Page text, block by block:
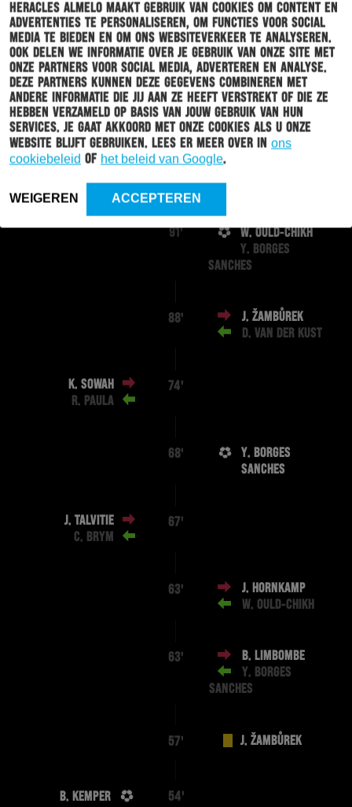
Heracles Almelo maakt gebruik van cookies om content en
advertenties te personaliseren, om functies voor social
media te bieden en om ons websiteverkeer te analyseren.
Ook delen we informatie over je gebruik van onze site met
onze partners voor social media, adverteren en analyse.
Deze partners kunnen deze gegevens combineren met
andere informatie die jij aan ze heeft verstrekt of die ze
hebben verzameld op basis van jouw gebruik van hun
services. Je gaat akkoord met onze cookies als u onze
website blijft gebruiken. Lees er meer over in ons
cookiebeleid of het beleid van Google.
WEIGEREN ACCEPTEREN
STATISTIEKEN
EINDE WEDSTRIJD
94'
91'
W. OULD-CHIKH
Y. BORGES
SANCHES
88'
J. ŽAMBŮREK
D. VAN DER KUST
K. SOWAH
R. PAULA
74'
68'
Y. BORGES
SANCHES
J. TALVITIE
C. BRYM
67'
63'
J. HORNKAMP
W. OULD-CHIKH
63'
B. LIMBOMBE
Y. BORGES
SANCHES
57' J. ŽAMBŮREK
B. KEMPER 54'